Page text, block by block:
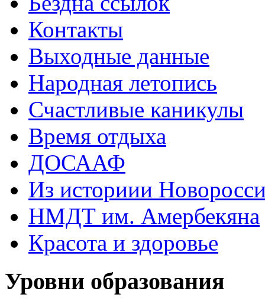
Контакты
Выходные данные
Народная летопись
Счастливые каникулы
Время отдыха
ДОСААФ
Из историии
НМДТ им. Амербекяна
Красота и здоровье
Уровни образования